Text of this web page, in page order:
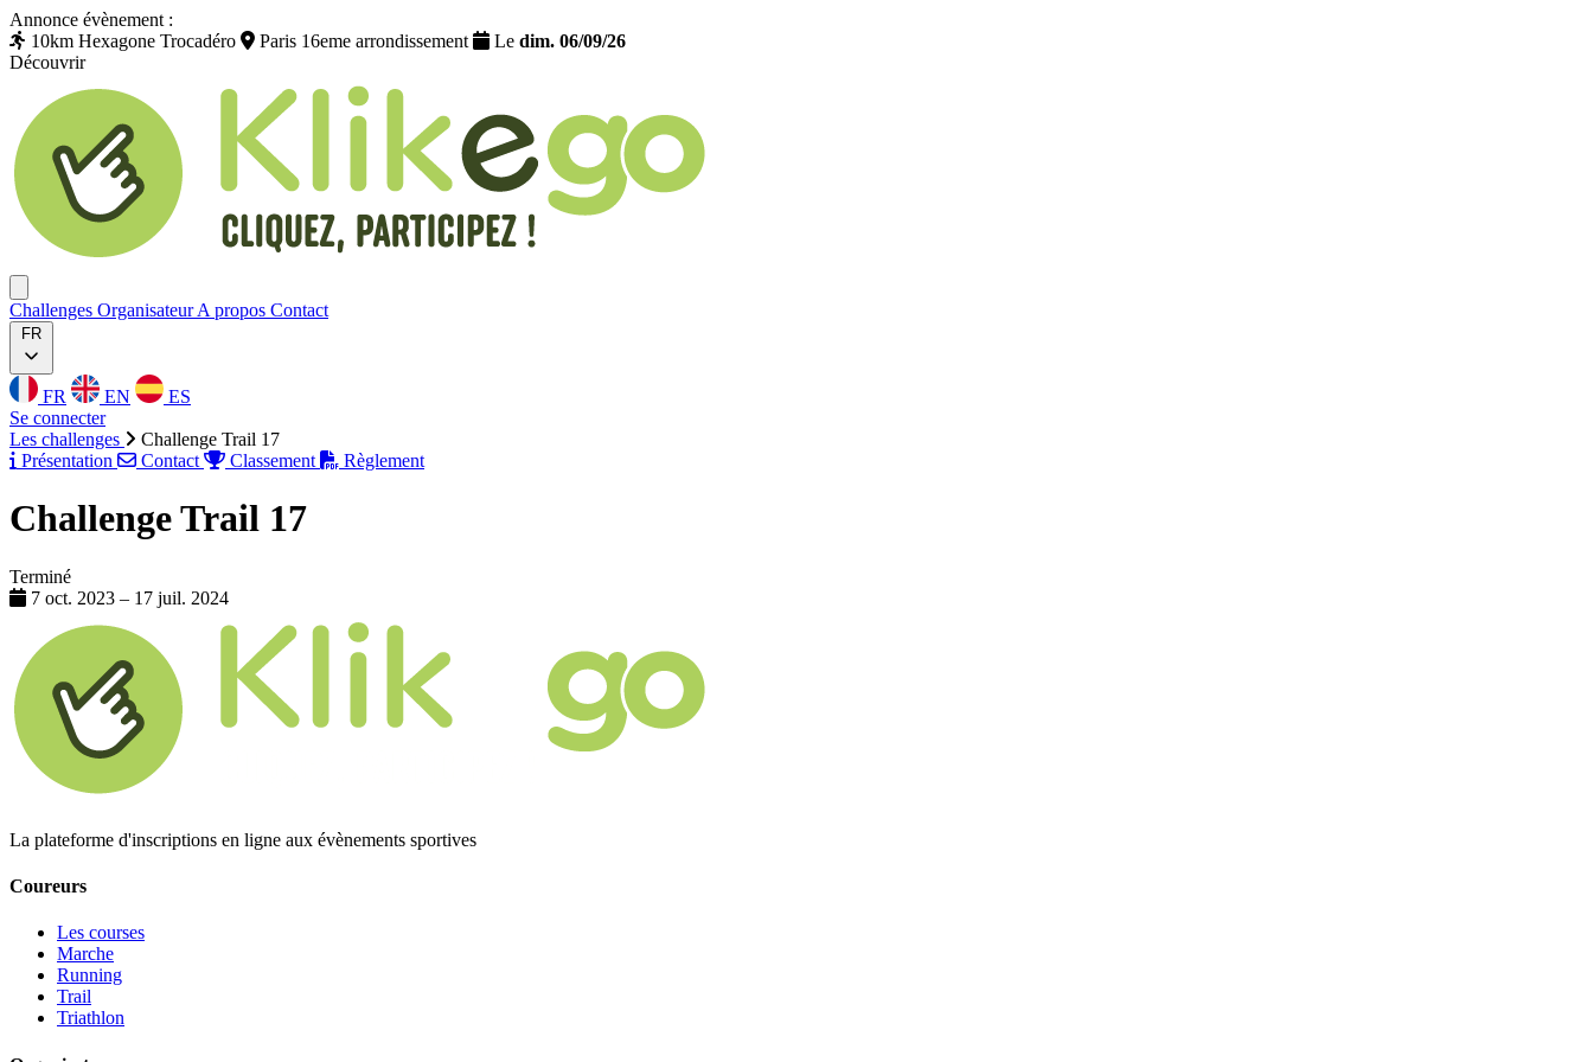
Annonce évènement :
10km Hexagone Trocadéro
Paris 16eme arrondissement Le dim. 06/09/26
Découvrir
Challenges OrganisateurA propos Contact
FR
FR EN
ES
Se connecter
Les challenges
Challenge Trail 17
Présentation
Contact Classement Règlement
Challenge Trail 17
Terminé
7 oct. 2023 – 17 juil. 2024
La plateforme d'inscriptions en ligne aux évènements sportives
Coureurs
Les courses
Marche
Running
Trail
Triathlon